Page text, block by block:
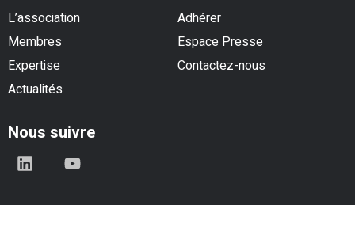
L’association
Adhérer
Membres
Espace Presse
Expertise
Contactez-nous
Actualités
Nous suivre